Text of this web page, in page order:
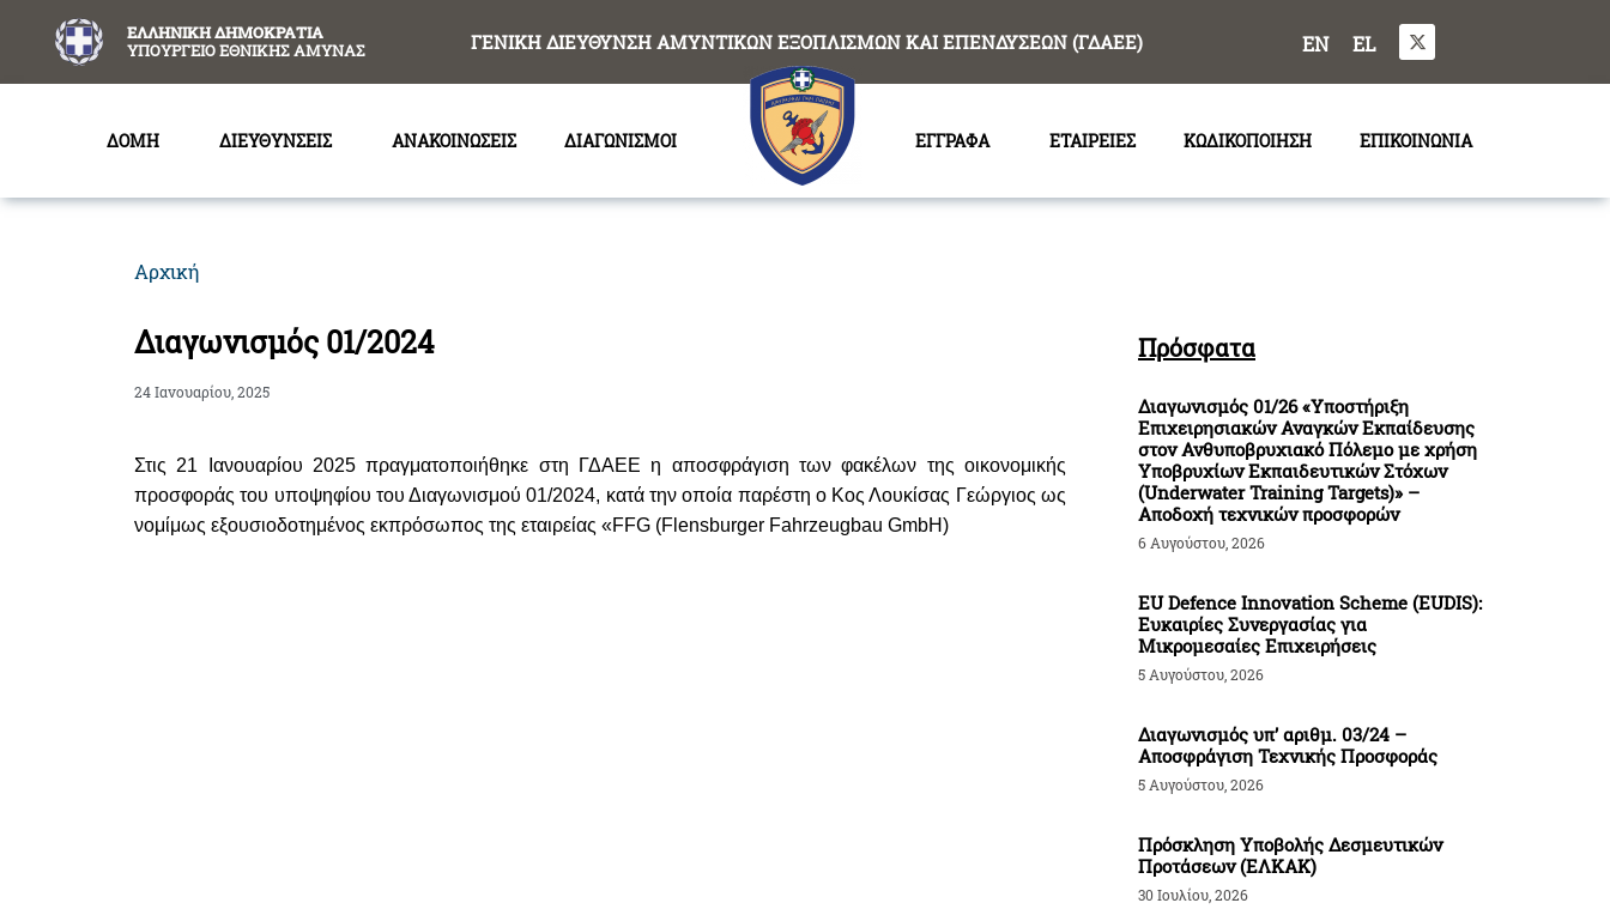
ΕΛΛΗΝΙΚΗ ΔΗΜΟΚΡΑΤΙΑ
ΥΠΟΥΡΓΕΙΟ ΕΘΝΙΚΗΣ ΑΜΥΝΑΣ
ΓΕΝΙΚΗ ΔΙΕΥΘΥΝΣΗ ΑΜΥΝΤΙΚΩΝ ΕΞΟΠΛΙΣΜΩΝ ΚΑΙ ΕΠΕΝΔΥΣΕΩΝ (ΓΔΑΕΕ) EN EL
ΔΟΜΗ ΔΙΕΥΘΥΝΣΕΙΣ ΑΝΑΚΟΙΝΩΣΕΙΣ ΔΙΑΓΩΝΙΣΜΟΙ ΕΓΓΡΑΦΑ ΕΤΑΙΡΕΙΕΣ ΚΩΔΙΚΟΠΟΙΗΣΗ ΕΠΙΚΟΙΝΩΝΙΑ
Αρχική
Διαγωνισμός 01/2024
24 Ιανουαρίου, 2025
Στις 21 Ιανουαρίου 2025 πραγματοποιήθηκε στη ΓΔΑΕΕ η αποσφράγιση των φακέλων της οικονομικής
προσφοράς του υποψηφίου του Διαγωνισμού 01/2024, κατά την οποία παρέστη ο Κος Λουκίσας Γεώργιος ως
νομίμως εξουσιοδοτημένος εκπρόσωπος της εταιρείας «FFG (Flensburger Fahrzeugbau GmbH)
Πρόσφατα
Διαγωνισμός 01/26 «Υποστήριξη
Επιχειρησιακών Αναγκών Εκπαίδευσης
στον Ανθυποβρυχιακό Πόλεμο με χρήση
Υποβρυχίων Εκπαιδευτικών Στόχων
(Underwater Training Targets)» –
Αποδοχή τεχνικών προσφορών
6 Αυγούστου, 2026
EU Defence Innovation Scheme (EUDIS):
Ευκαιρίες Συνεργασίας για
Μικρομεσαίες Επιχειρήσεις
5 Αυγούστου, 2026
Διαγωνισμός υπ’ αριθμ. 03/24 –
Αποσφράγιση Τεχνικής Προσφοράς
5 Αυγούστου, 2026
Πρόσκληση Υποβολής Δεσμευτικών
Προτάσεων (ΕΛΚΑΚ)
30 Ιουλίου, 2026